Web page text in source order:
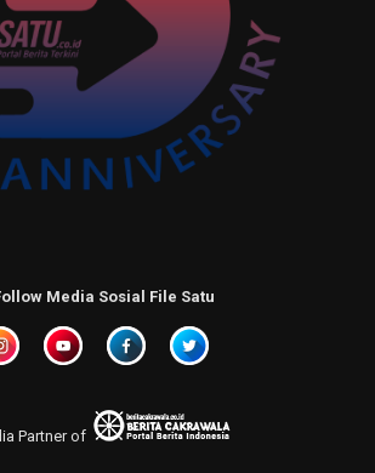
Media Sosial File Satu
Partner of